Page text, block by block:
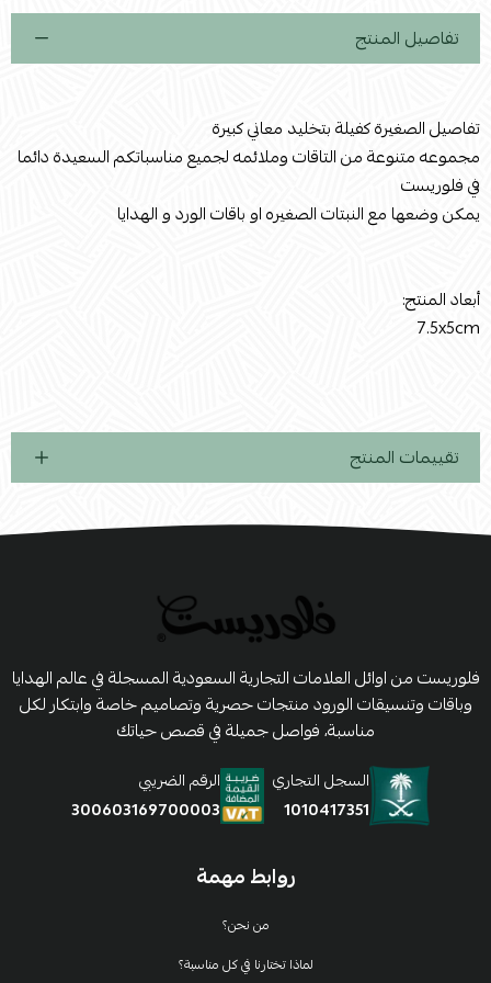
تفاصيل المنتج
تفاصيل الصغيرة كفيلة بتخليد معاني كبيرة
مجموعه متنوعة من التاقات وملائمه لجميع مناسباتكم السعيدة دائما
في فلوريست
يمكن وضعها مع النبتات الصغيره او باقات الورد و الهدايا
أبعاد المنتج:
7.5x5cm
تقييمات المنتج
روابط مهمة
من نحن؟
لماذا تختارنا في كل مناسبة؟
فلوريست من اوائل العلامات التجارية السعودية المسجلة في عالم الهدايا
وباقات وتنسيقات الورود منتجات حصرية وتصاميم خاصة وابتكار لكل
مناسبة، فواصل جميلة في قصص حياتك
السجل التجاري
1010417351
الرقم الضريبي
300603169700003